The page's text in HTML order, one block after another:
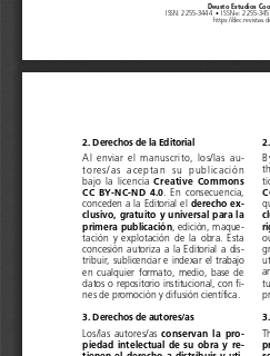
Deusto Estudios
ISSN: 2255-3444 •
ISSN-e: 2255-
https://dec.r
2. Derechos de la Editorial
Al  enviar  el  manuscrito,  los/las  au-
tores/as  aceptan  su  publicación
bajo  la  licencia Creative  Commons
CC  BY-NC-ND  4.0 .  En  consecuencia,
conceden a la Editorial el derecho ex-
clusivo, gratuito y universal para la
primera publicación, edición, maque-
tación  y  explotación  de  la  obra.  Esta
concesión  autoriza  a  la  Editorial  a  dis-
tribuir, sublicenciar e indexar el trabajo
en  cualquier  formato,  medio,  base  de
datos o repositorio institucional, con fi-
nes de promoción y difusión científica.
3. Derechos de autores/as
Los/las  autores/as conservan  la  pro-
piedad  intelectual  de  su  obra  y  re-